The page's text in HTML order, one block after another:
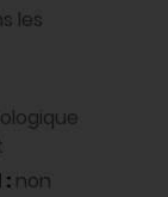
les
non